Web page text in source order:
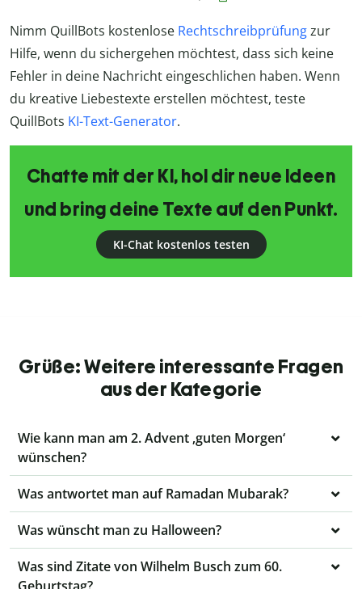
Nimm QuillBots kostenlose Rechtschreibprüfungzur
Hilfe, wenn du sichergehen möchtest, dass sich keine
Fehler in deine Nachricht eingeschlichen haben. Wenn
du kreative Liebestexte erstellen möchtest, teste
QuillBots KI-Text-Generator.
Chatte mit der KI, hol dir neue Ideen
und bring deine Texte auf den Punkt.
KI-Chat kostenlos testen
Grüße: Weitere interessante Fragen
aus der Kategorie
Wie kann man am 2. Advent ‚guten Morgen‘
wünschen?
Was antwortet man auf Ramadan Mubarak?
Was wünscht man zu Halloween?
Was sind Zitate von Wilhelm Busch zum 60.